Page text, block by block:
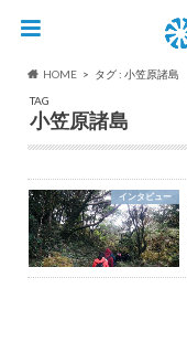
HOME
タグ : 小笠原諸島
TAG
小笠原諸島
インタビュー